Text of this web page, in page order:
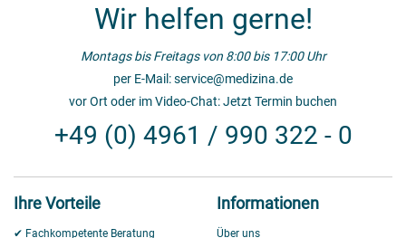
Wir helfen gerne!
Montags bis Freitags von 8:00 bis 17:00 Uhr
per E-Mail:service@medizina.de
vor Ort oder im Video-Chat:Jetzt Termin buchen
+49 (0) 4961 / 990 322 - 0
Ihre Vorteile
✔ Fachkompetente Beratung
Informationen
Über uns